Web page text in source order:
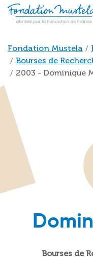
Aller au contenu
Fil d'Ariane
Fondation Mustela
Bourses de
2003 - Dominique
Bourses de